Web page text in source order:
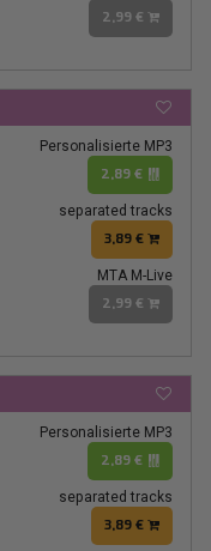
2,99 €
Personalisierte MP3
2,89 €
separated tracks
3,89 €
MTA M-Live
2,99 €
Personalisierte MP3
2,89 €
separated tracks
3,89 €